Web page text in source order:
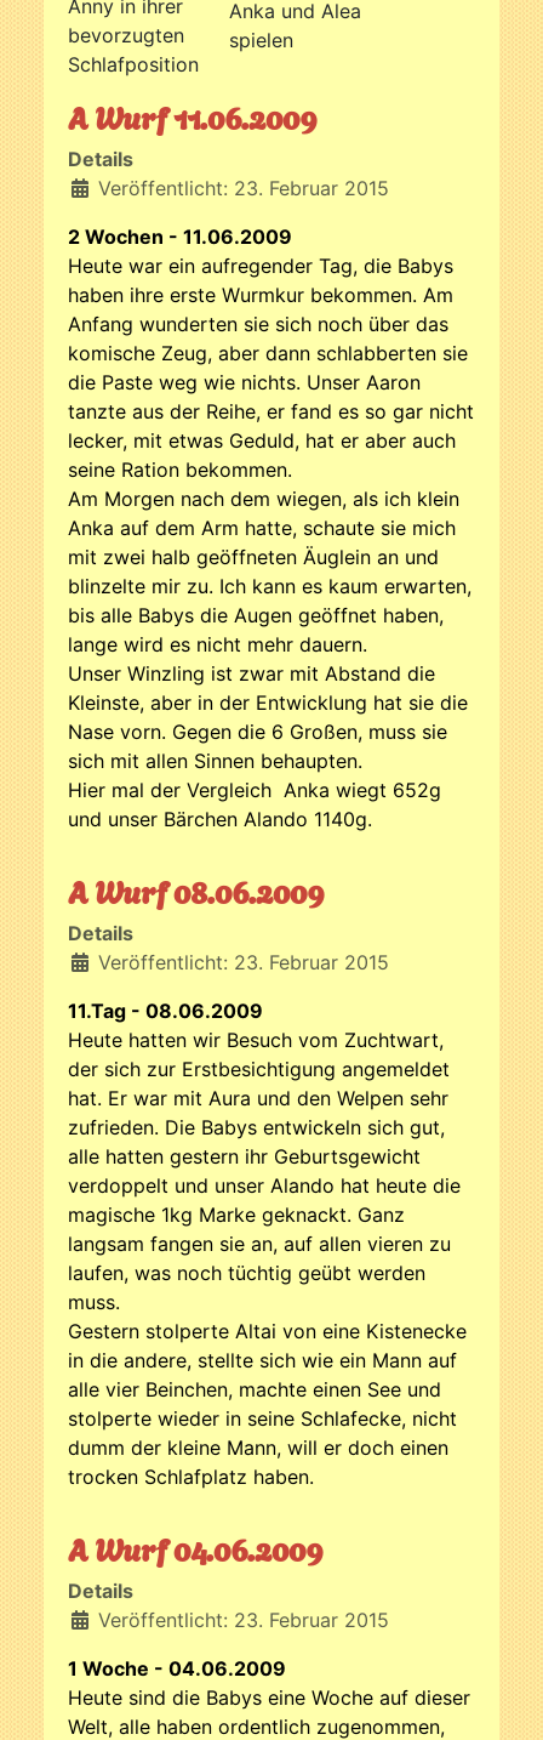
Anny in ihrer
bevorzugten
Schlafposition
Anka und Alea
spielen
A Wurf 11.06.2009
Details
Veröffentlicht: 23. Februar 2015
2 Wochen - 11.06.2009
Heute war ein aufregender Tag, die Babys
haben ihre erste Wurmkur bekommen. Am
Anfang wunderten sie sich noch über das
komische Zeug, aber dann schlabberten sie
die Paste weg wie nichts. Unser Aaron
tanzte aus der Reihe, er fand es so gar nicht
lecker, mit etwas Geduld, hat er aber auch
seine Ration bekommen.
Am Morgen nach dem wiegen, als ich klein
Anka auf dem Arm hatte, schaute sie mich
mit zwei halb geöffneten Äuglein an und
blinzelte mir zu. Ich kann es kaum erwarten,
bis alle Babys die Augen geöffnet haben,
lange wird es nicht mehr dauern.
Unser Winzling ist zwar mit Abstand die
Kleinste, aber in der Entwicklung hat sie die
Nase vorn. Gegen die 6 Großen, muss sie
sich mit allen Sinnen behaupten.
Hier mal der Vergleich Anka wiegt 652g
und unser Bärchen Alando 1140g.
A Wurf 08.06.2009
Details
Veröffentlicht: 23. Februar 2015
11.Tag - 08.06.2009
Heute hatten wir Besuch vom Zuchtwart,
der sich zur Erstbesichtigung angemeldet
hat. Er war mit Aura und den Welpen sehr
zufrieden. Die Babys entwickeln sich gut,
alle hatten gestern ihr Geburtsgewicht
verdoppelt und unser Alando hat heute die
magische 1kg Marke geknackt. Ganz
langsam fangen sie an, auf allen vieren zu
laufen, was noch tüchtig geübt werden
muss.
Gestern stolperte Altai von eine Kistenecke
in die andere, stellte sich wie ein Mann auf
alle vier Beinchen, machte einen See und
stolperte wieder in seine Schlafecke, nicht
dumm der kleine Mann, will er doch einen
trocken Schlafplatz haben.
A Wurf 04.06.2009
Details
Veröffentlicht: 23. Februar 2015
1 Woche - 04.06.2009
Heute sind die Babys eine Woche auf dieser
Welt, alle haben ordentlich zugenommen,